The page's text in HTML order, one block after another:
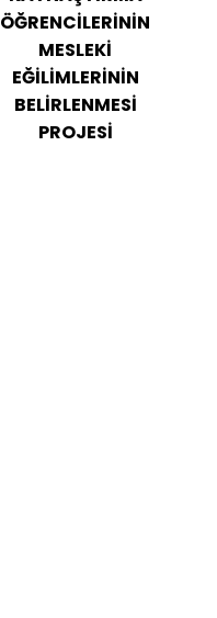
ÖĞRENCİLERİNİN
MESLEKİ
EĞİLİMLERİNİN
BELİRLENMESİ
PROJESİ